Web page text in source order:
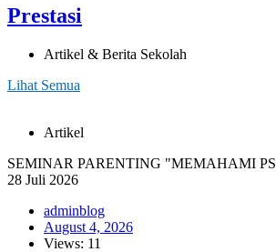
Prestasi
Artikel & Berita Sekolah
Lihat Semua
Artikel
SEMINAR PARENTING "MEMAHAMI
28 Juli 2026
adminblog
August 4, 2026
Views: 11